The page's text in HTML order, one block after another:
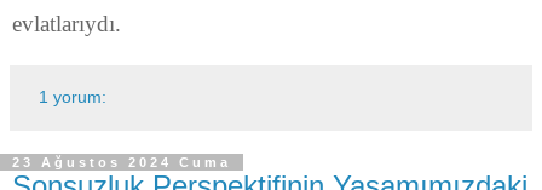
evlatlarıydı.
1 yorum:
23 Ağustos 2024 Cuma